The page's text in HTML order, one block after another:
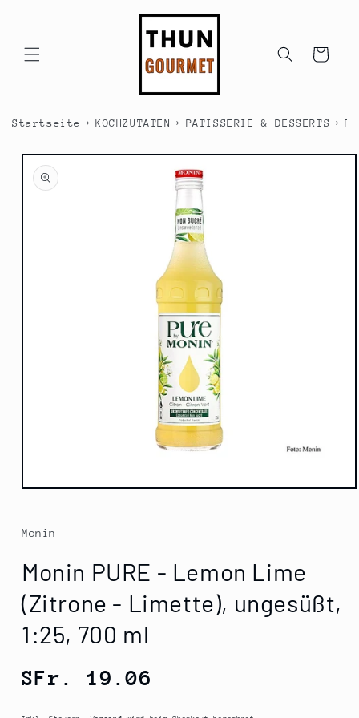
Warenkorb
Startseite › KOCHZUTATEN › PATISSERIE & DESSERTS ›
Medien
Modal
öffnen
Monin
Monin PURE - Lemon Lime
(Zitrone - Limette), ungesüßt,
1:25, 700 ml
Normaler
SFr. 19.06